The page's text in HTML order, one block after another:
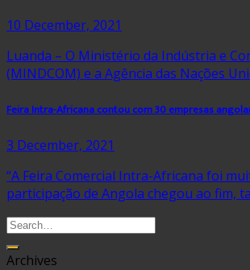
10 December, 2021
Luanda – O Ministério da Indústria e
(MINDCOM) e a Agência das Nações
Feira Intra-Africana contou com 30 empresas
3 December, 2021
“A Feira Comercial Intra-Africana foi
participação de Angola chegou ao fim,
Archives